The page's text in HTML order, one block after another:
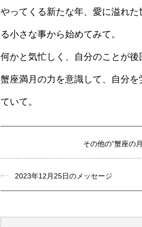
やってくる新たな年、愛に溢れ
る小さな事から始めてみて。
何かと気忙しく、自分のことが後
蟹座満月の力を意識して、自分
ていて。
その他の”蟹座の
2023年12月25日のメッセージ